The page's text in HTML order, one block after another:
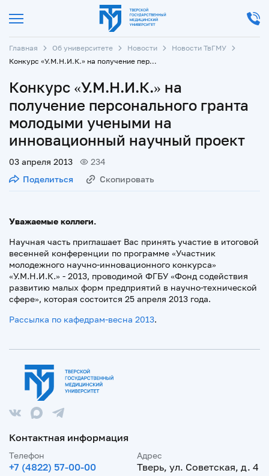
Главная Об университете Новости
Новости ТвГМУ
Конкурс «У.М.Н.И.К.» на получение персонального гранта молодыми учеными на инновационный научный проект
Конкурс «У.М.Н.И.К.» на
получение персонального гранта
молодыми учеными на
инновационный научный проект
03 апреля 2013
234
Поделиться
Скопировать
Уважаемые коллеги.
Научная часть приглашает Вас принять участие в итоговой
весенней конференции по программе «Участник
молодежного научно-инновационного конкурса»
«У.М.Н.И.К.» - 2013, проводимой ФГБУ «Фонд содействия
развитию малых форм предприятий в научно-технической
сфере», которая состоится 25 апреля 2013 года.
Рассылка по кафедрам-весна 2013.
Контактная информация
Телефон
+7 (4822) 57-00-00
Адрес
Тверь, ул. Советская, д. 4